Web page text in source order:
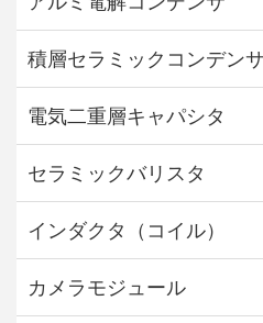
積層セラミックコンデンサ
電気二重層キャパシタ
セラミックバリスタ
インダクタ（コイル）
カメラモジュール